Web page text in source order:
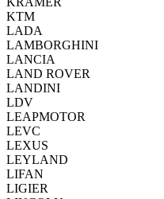
KTM
LADA
LAMBORGHINI
LANCIA
LAND ROVER
LANDINI
LDV
LEAPMOTOR
LEVC
LEXUS
LEYLAND
LIFAN
LIGIER